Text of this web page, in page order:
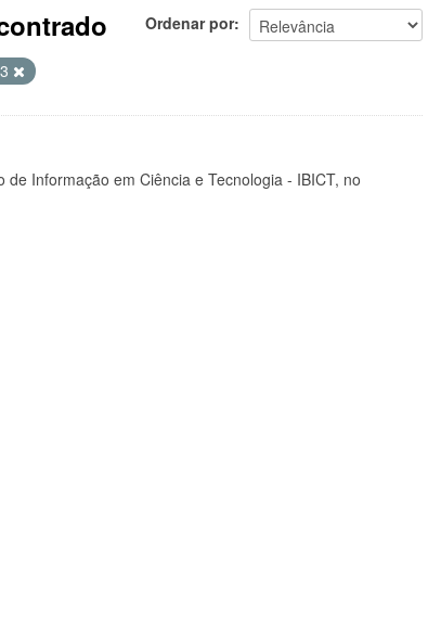
Ordenar por
Informação em Ciência e Tecnologia - IBICT, no